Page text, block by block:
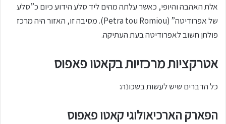
אלת האהבה והיופי, כאשר עלתה מהים ליד סלע הידוע כיום כ”סלע
של אפרודיטה” (Petra tou Romiou). מסיבה זו, האזור היה מרכז
פולחן חשוב לאפרודיטה בעת העתיקה.
אטרקציות מרכזיות בקאטו פאפוס
כל הדברים שיש לעשות בשכונה:
הפארק הארכיאולוגי קאטו פאפוס